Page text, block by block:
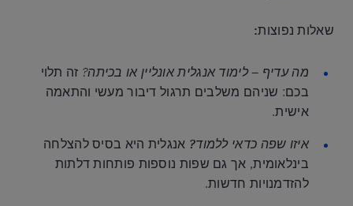
שאלות נפוצות:
מה עדיף – לימוד אנגלית אונליין או בכיתה? זה תלוי
בכם: שניהם משלבים תרגול דיבור מעשי והתאמה
אישית.
איזו שפה כדאי ללמוד? אנגלית היא בסיס להצלחה
בינלאומית, אך גם שפות נוספות פותחות דלתות
להזדמנויות חדשות.